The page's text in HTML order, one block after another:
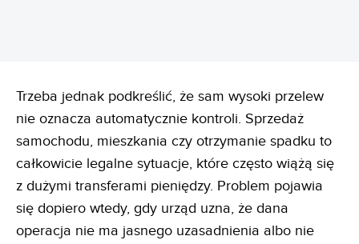
Trzeba jednak podkreślić, że sam wysoki przelew
nie oznacza automatycznie kontroli. Sprzedaż
samochodu, mieszkania czy otrzymanie spadku to
całkowicie legalne sytuacje, które często wiążą się
z dużymi transferami pieniędzy. Problem pojawia
się dopiero wtedy, gdy urząd uzna, że dana
operacja nie ma jasnego uzasadnienia albo nie